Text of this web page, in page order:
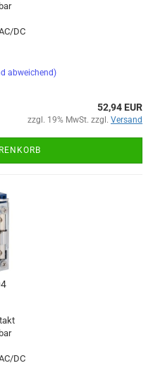
DC
abweichend)
52,94 EUR
zzgl. 19% MwSt. zzgl. Versand
DC